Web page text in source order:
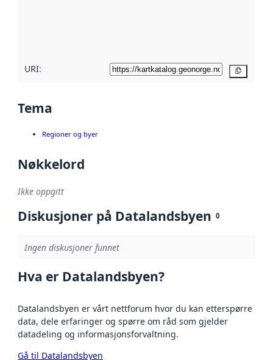
URI:
Tema
Regioner og byer
Nøkkelord
Ikke oppgitt
Diskusjoner på Datalandsbyen 0
Ingen diskusjoner funnet
Hva er Datalandsbyen?
Datalandsbyen er vårt nettforum hvor du kan etterspørre
data, dele erfaringer og spørre om råd som gjelder
datadeling og informasjonsforvaltning.
Gå til Datalandsbyen